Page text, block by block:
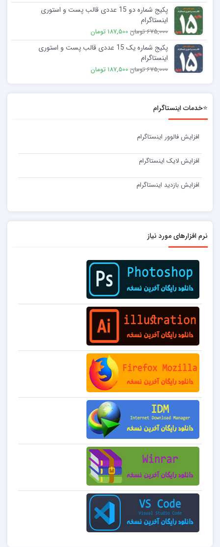
پکیج شماره دو 15 عددی قالب پست و استوری
اینستاگرام
675,000 تومان 187,500 تومان
پکیج شماره یک 15 عددی قالب پست و استوری
اینستاگرام
675,000 تومان 187,500 تومان
⭐خدمات اینستاگرام
افزایش فالوور اینستاگرام
افزایش لایک اینستاگرام
افزایش بازدید اینستاگرام
نرم افزارهای مورد نیاز